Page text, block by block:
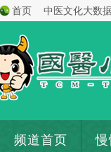
首页 中医文化大数
频道首页 慢